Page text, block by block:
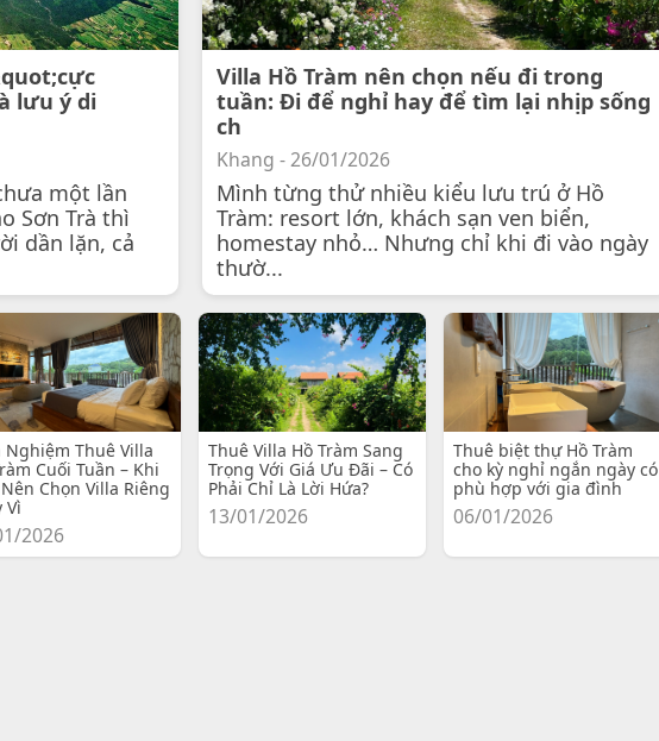
lưu ý di
một lần
Sơn Trà thì
dần lặn, cả
Villa Hồ Tràm nên chọn nếu đi trong
tuần: Đi để nghỉ hay để tìm lại nhịp sống
ch
Khang - 26/01/2026
Mình từng thử nhiều kiểu lưu trú ở Hồ
Tràm: resort lớn, khách sạn ven biển,
homestay nhỏ… Nhưng chỉ khi đi vào ngày
thườ...
Nghiệm Thuê Villa
Cuối Tuần – Khi
Chọn Villa Riêng
Vì
2026
Thuê Villa Hồ Tràm Sang
Trọng Với Giá Ưu Đãi – Có
Phải Chỉ Là Lời Hứa?
13/01/2026
Thuê biệt thự Hồ Tràm
cho kỳ nghỉ ngắn ngày có
phù hợp với gia đình
06/01/2026